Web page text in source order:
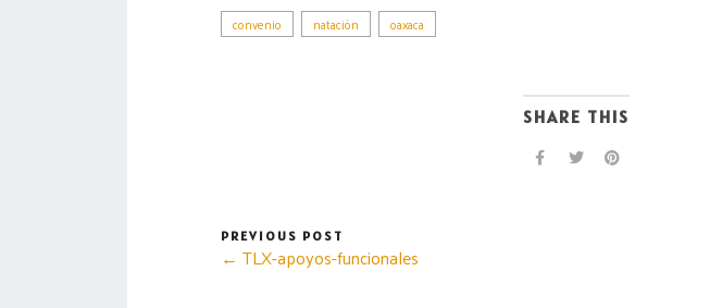
convenio natación oaxaca
SHARE THIS
PREVIOUS POST
← TLX-apoyos-funcionales